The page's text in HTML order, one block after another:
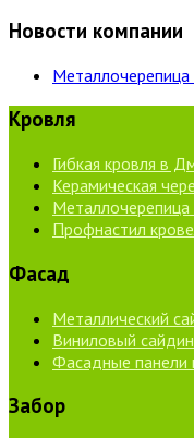
Новости компании
Кровля
Гибкая кровля в
Керамическая
Профнастил
Фасад
Металлический
Виниловый
Фасадные панели
Забор